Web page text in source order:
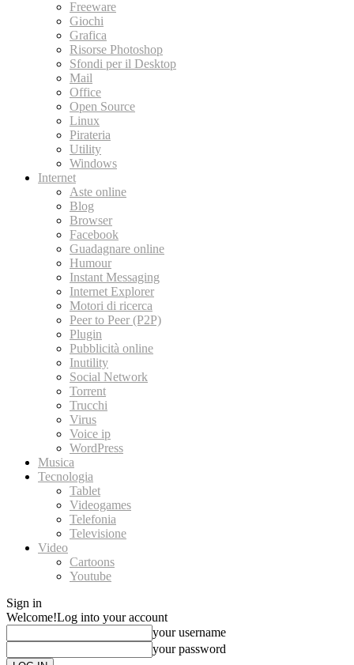
Freeware
Giochi
Grafica
Risorse Photoshop
Sfondi per il Desktop
Mail
Office
Open Source
Linux
Pirateria
Utility
Windows
Internet
Aste online
Blog
Browser
Facebook
Guadagnare online
Humour
Instant Messaging
Internet Explorer
Motori di ricerca
Peer to Peer (P2P)
Plugin
Pubblicità online
Inutility
Social Network
Torrent
Trucchi
Virus
Voice ip
WordPress
Musica
Tecnologia
Tablet
Videogames
Telefonia
Televisione
Video
Cartoons
Youtube
Sign in
Welcome!Log into your account
your username
your password